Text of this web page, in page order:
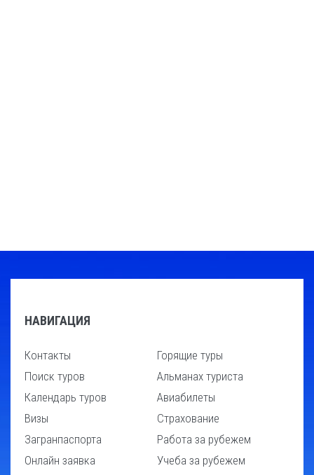
НАВИГАЦИЯ
Контакты
Поиск туров
Календарь туров
Визы
Загранпаспорта
Онлайн заявка
Горящие туры
Альманах туриста
Авиабилеты
Страхование
Работа за рубежем
Учеба за рубежем